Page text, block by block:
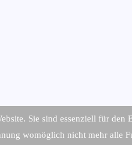
Sie sind essenziell für
womöglich nicht mehr alle